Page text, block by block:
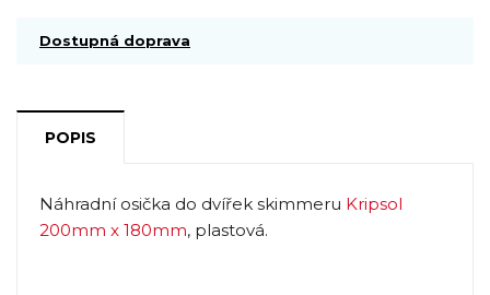
Dostupná doprava
POPIS
Náhradní osička do dvířek skimmeru Kripsol
200mm x 180mm, plastová.